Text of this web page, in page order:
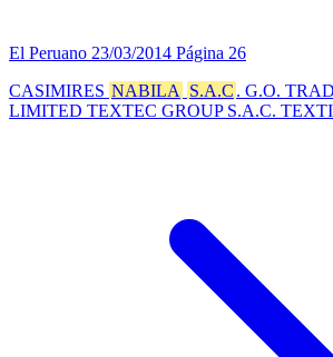
El Peruano 23/03/2014 Página 26
CASIMIRES NABILA S.A.C . G.O.
LIMITED TEXTEC GROUP S.A.C.